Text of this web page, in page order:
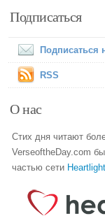
Подписаться
Подписаться
RSS
О нас
Стих дня читают
VerseoftheDay.com
частью сети Heartlight